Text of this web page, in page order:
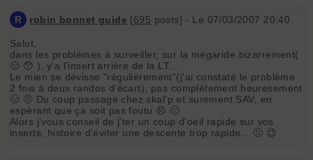
R robin bonnet guide [695 posts] - Le 07/03/2007 20:40
Salut,
dans les problèmes à surveiller, sur la mégaride bizarrement(
🤢 😯 ), y'a l'insert arrière de la LT...
Le mien se dévisse "régulièrement"(j'ai constaté le problème
2 fois à deux randos d'écart), pas complètement heuresement
🤢 🤨 Du coup passage chez skal'p et surement SAV, en
espèrant que ça soit pas foutu 😠 🙁
Alors j'vous conseil de j'ter un coup d'oeil rapide sur vos
inserts, histoire d'éviter une descente trop rapide... 🤢 😉